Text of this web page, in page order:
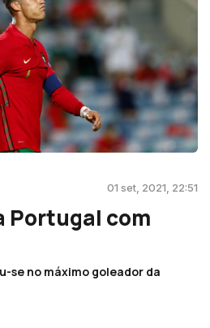
01 set, 2021, 22:51
Portugal com
se no máximo goleador da